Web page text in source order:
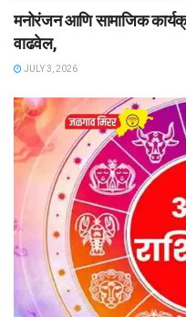
मनोरंजन आणि सामाजिक
वाढवेल,
JULY 3, 2026